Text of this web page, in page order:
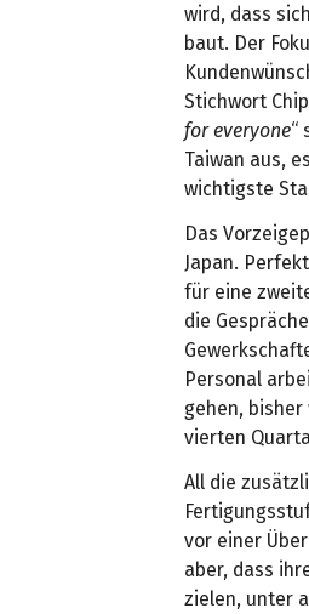
wird, dass
baut. Der
Stichwort
for everyone“
Taiwan aus,
wichtigste
Das
Japan.
für eine
die
Personal
gehen, bisher
vierten
All die
vor einer
aber, dass
zielen, unter